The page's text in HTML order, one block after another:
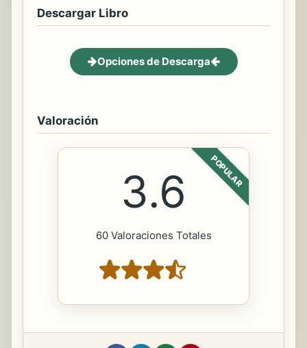
Descargar Libro
Opciones de Descarga
Valoración
POPULAR
3.6
60 Valoraciones Totales